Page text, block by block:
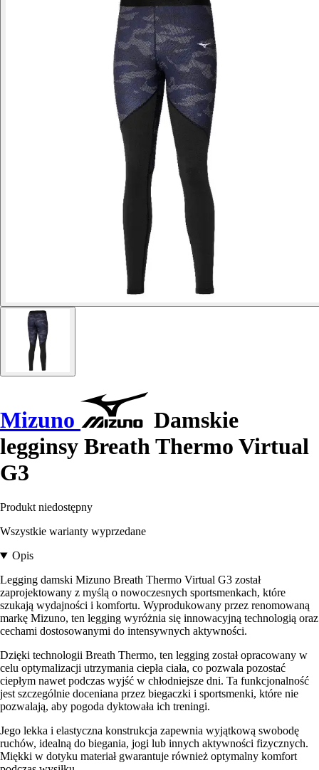
Mizuno
Damskie
legginsy Breath Thermo Virtual
G3
Produkt niedostępny
Wszystkie warianty wyprzedane
Opis
Legging damski Mizuno Breath Thermo Virtual G3 został
zaprojektowany z myślą o nowoczesnych sportsmenkach, które
szukają wydajności i komfortu. Wyprodukowany przez renomowaną
markę Mizuno, ten legging wyróżnia się innowacyjną technologią oraz
cechami dostosowanymi do intensywnych aktywności.
Dzięki technologii Breath Thermo, ten legging został opracowany w
celu optymalizacji utrzymania ciepła ciała, co pozwala pozostać
ciepłym nawet podczas wyjść w chłodniejsze dni. Ta funkcjonalność
jest szczególnie doceniana przez biegaczki i sportsmenki, które nie
pozwalają, aby pogoda dyktowała ich treningi.
Jego lekka i elastyczna konstrukcja zapewnia wyjątkową swobodę
ruchów, idealną do biegania, jogi lub innych aktywności fizycznych.
Miękki w dotyku materiał gwarantuje również optymalny komfort